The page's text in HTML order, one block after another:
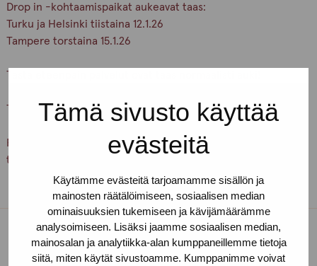
Tämä sivusto käyttää
evästeitä
Käytämme evästeitä tarjoamamme sisällön ja
mainosten räätälöimiseen, sosiaalisen median
ominaisuuksien tukemiseen ja kävijämäärämme
analysoimiseen. Lisäksi jaamme sosiaalisen median,
mainosalan ja analytiikka-alan kumppaneillemme tietoja
siitä, miten käytät sivustoamme. Kumppanimme voivat
Drop in -kohtaamispaikat aukeavat taas:
Turku ja Helsinki tiistaina 12.1.26
Tampere torstaina 15.1.26
Tästä eteenpäin palvelut ovat taas normaalisti auki!
Tervetuloa!
Rauhaisaa joulun aikaa ja hyvää uutta vuotta!
toivottaa Pro-tukipisteen henkilökunta
Toimipisteet